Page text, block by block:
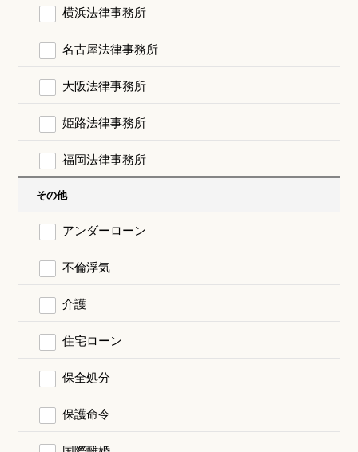
横浜法律事務所
名古屋法律事務所
大阪法律事務所
姫路法律事務所
福岡法律事務所
その他
アンダーローン
不倫浮気
介護
住宅ローン
保全処分
保護命令